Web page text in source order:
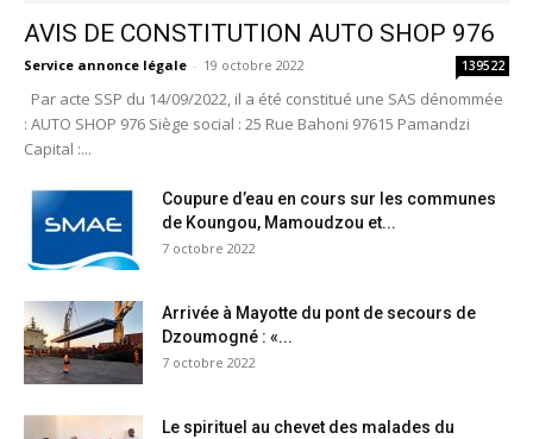
AVIS DE CONSTITUTION AUTO SHOP 976
Service annonce légale - 19 octobre 2022 139522
Par acte SSP du 14/09/2022, il a été constitué une SAS dénommée
: AUTO SHOP 976 Siège social : 25 Rue Bahoni 97615 Pamandzi
Capital :...
Coupure d’eau en cours sur les communes
de Koungou, Mamoudzou et...
7 octobre 2022
Arrivée à Mayotte du pont de secours de
Dzoumogné : «...
7 octobre 2022
Le spirituel au chevet des malades du